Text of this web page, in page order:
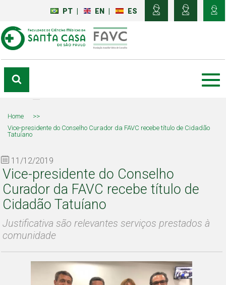
PT EN ES
Home
>>
Vice-presidente do Conselho Curador da FAVC recebe título de Cidadão
Tatuíano
11/12/2019
Vice-presidente do Conselho
Curador da FAVC recebe título de
Cidadão Tatuíano
Justificativa são relevantes serviços prestados à
comunidade